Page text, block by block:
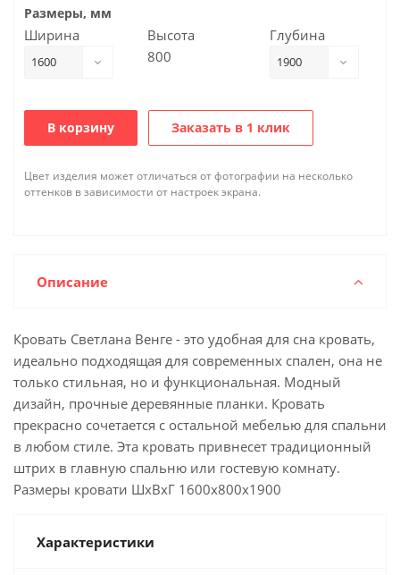
Размеры, мм
Ширина
1600
Высота
800
Глубина
1900
В корзину Заказать в 1 клик
Цвет изделия может отличаться от фотографии на несколько
оттенков в зависимости от настроек экрана.
Описание
Кровать Светлана Венге - это удобная для сна кровать,
идеально подходящая для современных спален, она не
только стильная, но и функциональная. Модный
дизайн, прочные деревянные планки. Кровать
прекрасно сочетается с остальной мебелью для спальни
в любом стиле. Эта кровать привнесет традиционный
штрих в главную спальню или гостевую комнату.
Размеры кровати ШхВхГ 1600х800х1900
Характеристики